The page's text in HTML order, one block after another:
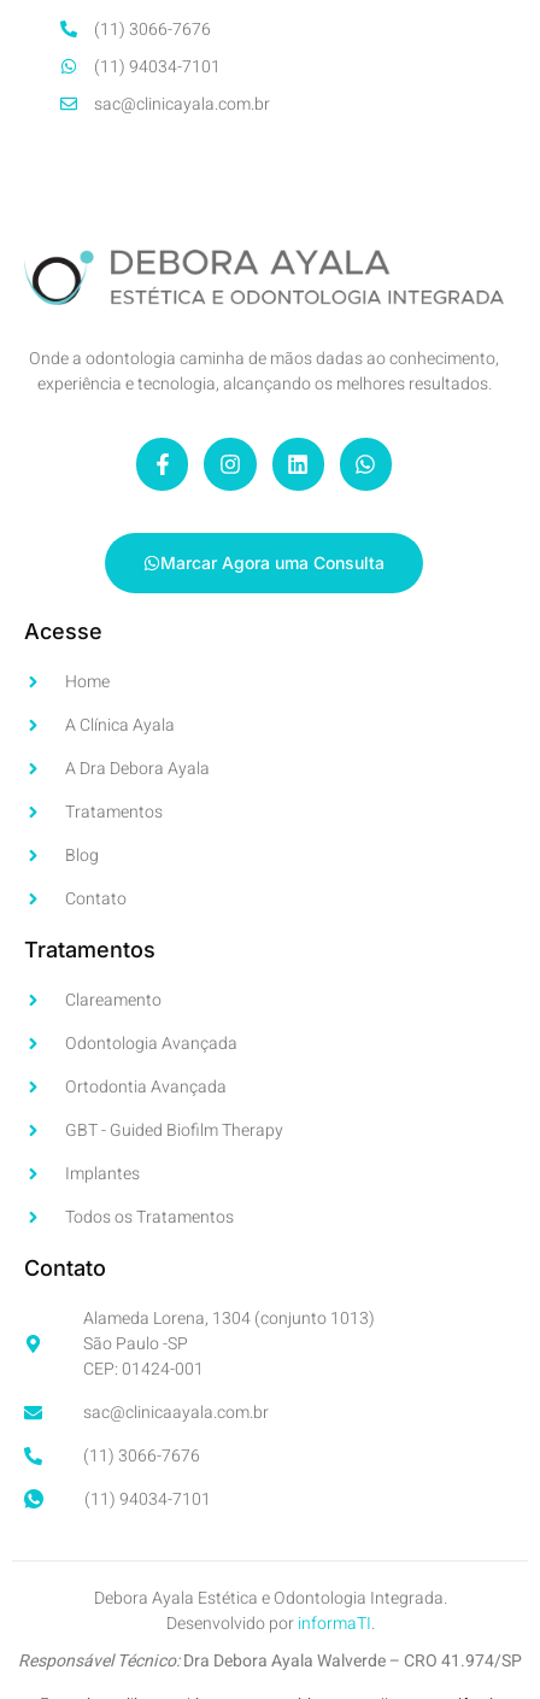
(11) 3066-7676
(11) 94034-7101
sac@clinicayala.com.br
Onde a odontologia caminha de mãos dadas ao conhecimento,
experiência e tecnologia, alcançando os melhores resultados.
Marcar Agora uma Consulta
Acesse
Home
A Clínica Ayala
A Dra Debora Ayala
Tratamentos
Blog
Contato
Tratamentos
Clareamento
Odontologia Avançada
Ortodontia Avançada
GBT - Guided Biofilm Therapy
Implantes
Todos os Tratamentos
Contato
Alameda Lorena, 1304 (conjunto 1013)
São Paulo -SP
CEP: 01424-001
sac@clinicaayala.com.br
(11) 3066-7676
(11) 94034-7101
Debora Ayala Estética e Odontologia Integrada.
Desenvolvido porinformaTI.
Responsável Técnico:Dra Debora Ayala Walverde – CRO 41.974/SP